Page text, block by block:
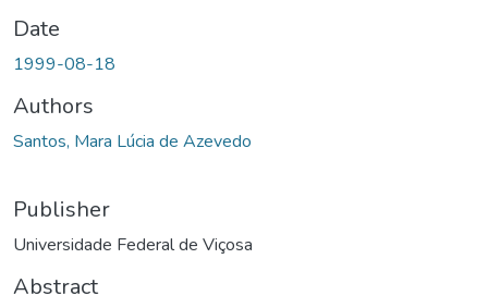
Date
1999-08-18
Authors
Santos, Mara Lúcia de Azevedo
Publisher
Universidade Federal de Viçosa
Abstract